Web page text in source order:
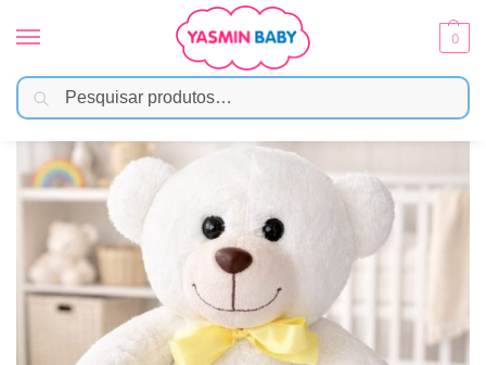
0
Início Brinquedos / Pelúcias / Pelúcia Ursinho Grande Branco Decorativo Laço Amarelo